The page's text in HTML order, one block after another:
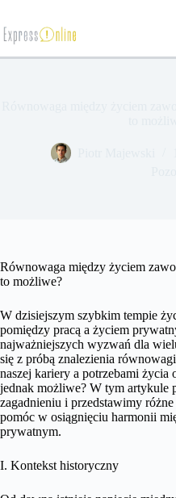
treści
Równowaga między życiem
to możliwe?
W dzisiejszym szybkim tempie
pomiędzy pracą a życiem
najważniejszych wyzwań dla
się z próbą znalezienia
naszej kariery a potrzebami życia
jednak możliwe? W tym artykule
zagadnieniu i przedstawimy
pomóc w osiągnięciu harmonii
prywatnym.
I. Kontekst historyczny